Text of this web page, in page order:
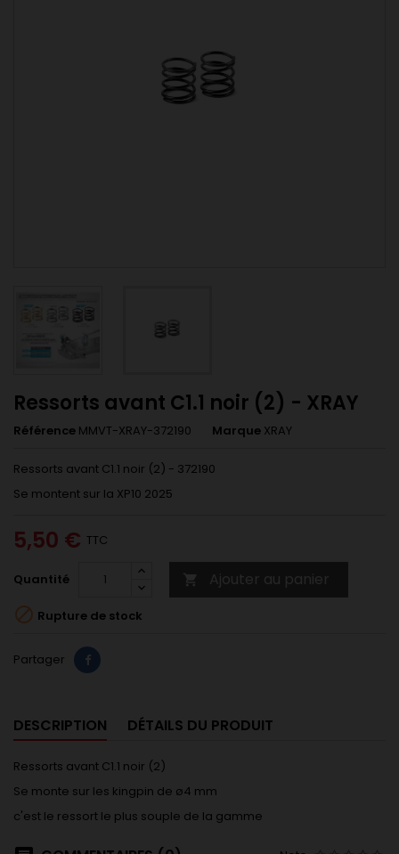
Ressorts avant C1.1 noir (2) - XRAY
Référence MMVT-XRAY-372190 Marque XRAY
Ressorts avant C1.1 noir (2) - 372190
Se montent sur la XP10 2025
5,50 € TTC
Quantité  Ajouter au panier
 Rupture de stock
Partager
DESCRIPTION DÉTAILS DU PRODUIT
Ressorts avant C1.1 noir (2)
Se monte sur les kingpin de ø4 mm
c'est le ressort le plus souple de la gamme